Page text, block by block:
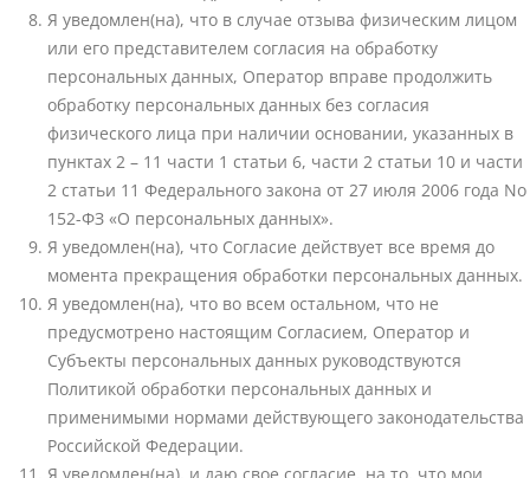
Я уведомлен(на), что в случае отзыва физическим лицом
или его представителем согласия на обработку
персональных данных, Оператор вправе продолжить
обработку персональных данных без согласия
физического лица при наличии основании, указанных в
пунктах 2 – 11 части 1 статьи 6, части 2 статьи 10 и части
2 статьи 11 Федерального закона от 27 июля 2006 года No
152-ФЗ «О персональных данных».
Я уведомлен(на), что Согласие действует все время до
момента прекращения обработки персональных данных.
Я уведомлен(на), что во всем остальном, что не
предусмотрено настоящим Согласием, Оператор и
Субъекты персональных данных руководствуются
Политикой обработки персональных данных и
применимыми нормами действующего законодательства
Российской Федерации.